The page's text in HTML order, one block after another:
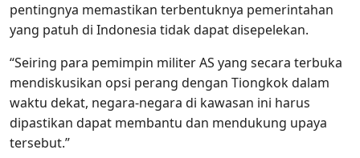
pentingnya memastikan terbentuknya pemerintahan
yang patuh di Indonesia tidak dapat disepelekan.
“Seiring para pemimpin militer AS yang secara terbuka
mendiskusikan opsi perang dengan Tiongkok dalam
waktu dekat, negara-negara di kawasan ini harus
dipastikan dapat membantu dan mendukung upaya
tersebut.”